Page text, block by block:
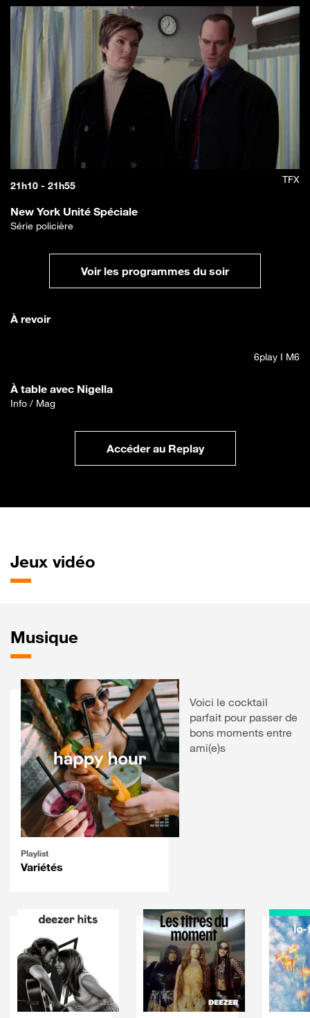
21h10 - 21h55
TFX
New York Unité Spéciale
Série policière
Voir les programmes du soir
À revoir
6play I M6
À table avec Nigella
Info / Mag
Accéder au Replay
Jeux vidéo
Musique
Playlist
Variétés
Voici le cocktail
parfait pour passer de
bons moments entre
ami(e)s